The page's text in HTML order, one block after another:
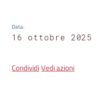
su
Data:
16 ottobre 2025
CondividiVedi azioni